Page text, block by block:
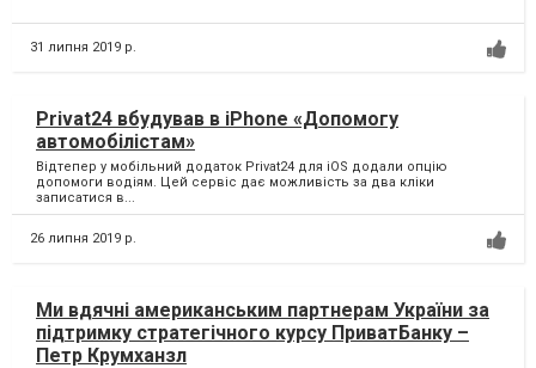
31 липня 2019 р.
Privat24 вбудував в iPhone «Допомогу
автомобілістам»
Відтепер у мобільний додаток Privat24 для iOS додали опцію
допомоги водіям. Цей сервіс дає можливість за два кліки
записатися в...
26 липня 2019 р.
Ми вдячні американським партнерам України за
підтримку стратегічного курсу ПриватБанку –
Петр Крумханзл